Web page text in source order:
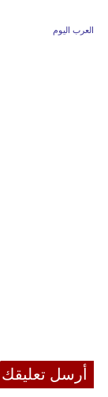
العرب اليوم
أرسل تعليقك